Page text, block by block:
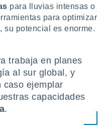
para lluvias intensas o
para optimizar
su potencial es enorme.
trabaja en planes
al sur global, y
caso ejemplar
capacidades
.